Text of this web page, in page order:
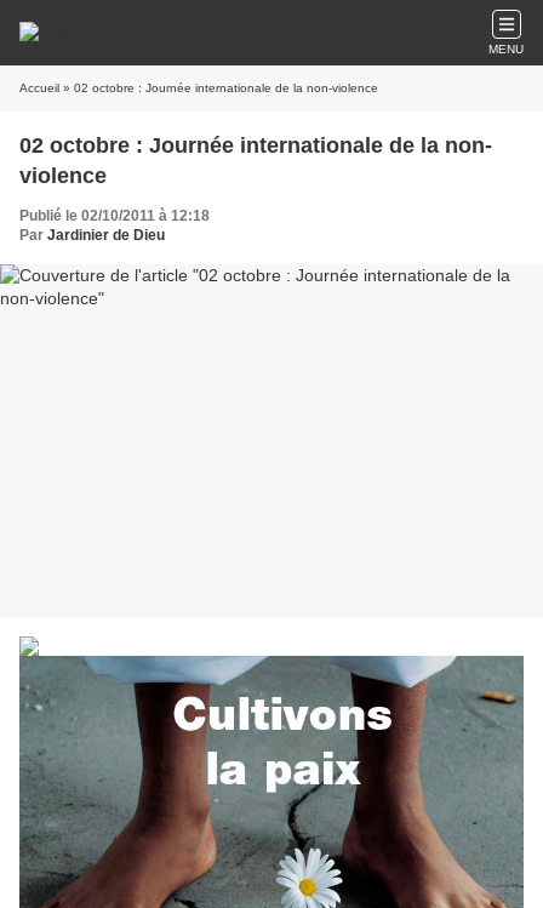
MENU
Accueil » 02 octobre : Journée internationale de la non-violence
02 octobre : Journée internationale de la non-
violence
Publié le 02/10/2011 à 12:18
Par Jardinier de Dieu